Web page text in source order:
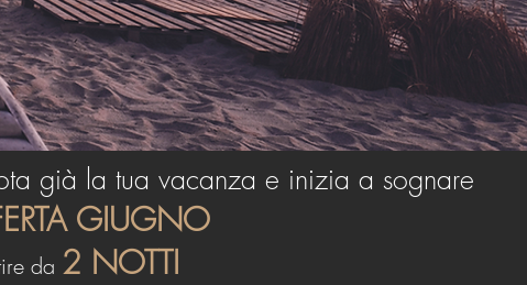
già la tua vacanza e inizia a sognare
GIUGNO
da 2 NOTTI